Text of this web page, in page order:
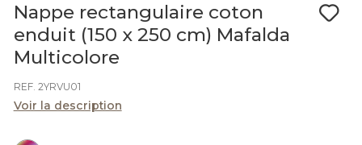
Nappe rectangulaire coton
enduit (150 x 250 cm) Mafalda
Multicolore
REF. 2YRVU01
Voir la description